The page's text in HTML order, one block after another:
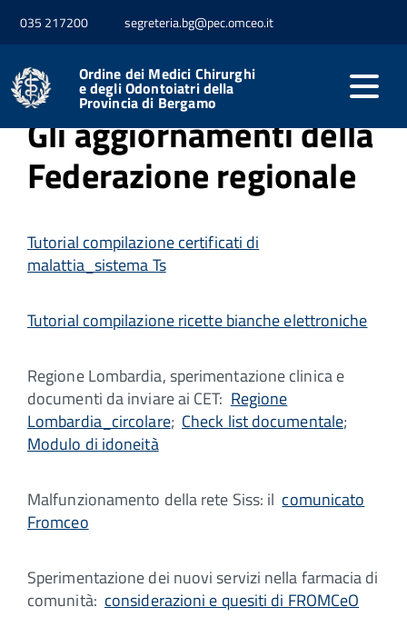
035 217200 segreteria.bg@pec.omceo.it
Ordine dei Medici Chirurghi
e degli Odontoiatri della
Provincia di Bergamo
Home Professione Fromceo comunicazioni
Gli aggiornamenti della
Federazione regionale
Tutorial compilazione certificati di
malattia_sistema Ts
Tutorial compilazione ricette bianche elettroniche
Regione Lombardia, sperimentazione clinica e
documenti da inviare ai CET: Regione
Lombardia_circolare; Check list documentale;
Modulo di idoneità
Malfunzionamento della rete Siss: il comunicato
Fromceo
Sperimentazione dei nuovi servizi nella farmacia di
comunità: considerazioni e quesiti di FROMCeO